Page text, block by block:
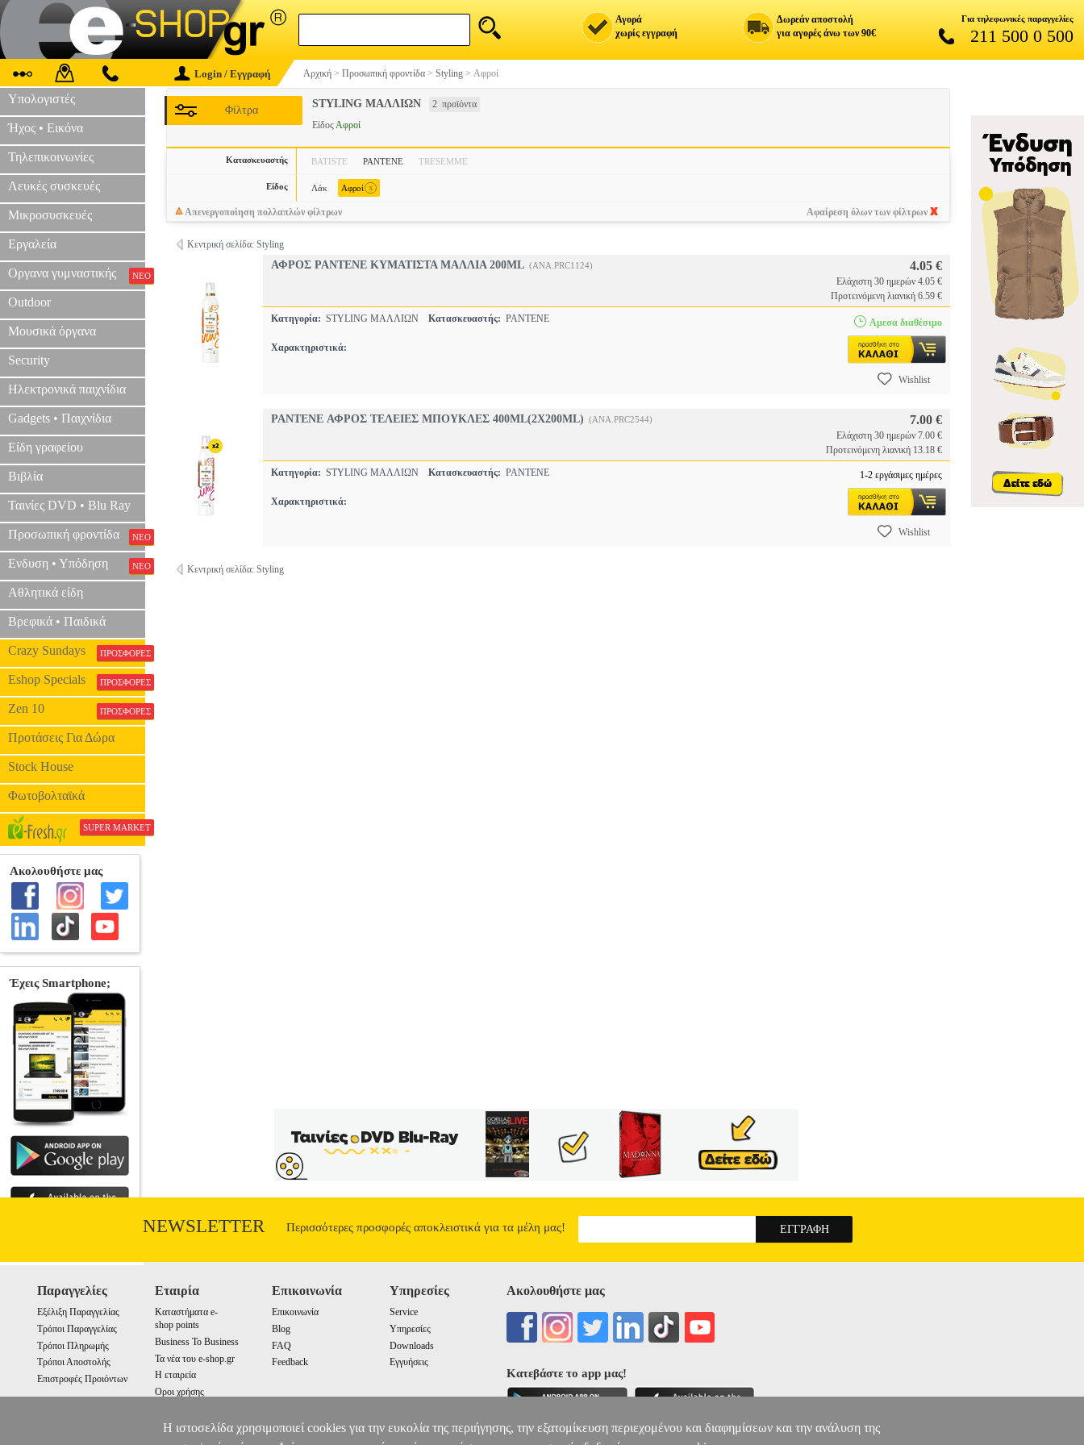
Αγορά
χωρίς εγγραφή
Δωρεάν αποστολή
για αγορές άνω των 90€
Για τηλεφωνικές παραγγελίες
211 500 0 500
Login / Εγγραφή Αρχική > Προσωπική φροντίδα > Styling > Αφροί
Υπολογιστές
Ήχος • Εικόνα
Τηλεπικοινωνίες
Λευκές συσκευές
Μικροσυσκευές
Εργαλεία
Οργανα γυμναστικής ΝΕΟ
Outdoor
Μουσικά όργανα
Security
Ηλεκτρονικά παιχνίδια
Gadgets • Παιχνίδια
Είδη γραφείου
Βιβλία
Ταινίες DVD • Blu Ray
Προσωπική φροντίδα ΝΕΟ
Ενδυση • Υπόδηση ΝΕΟ
Αθλητικά είδη
Βρεφικά • Παιδικά
Crazy Sundays ΠΡΟΣΦΟΡΕΣ
Eshop Specials ΠΡΟΣΦΟΡΕΣ
Zen 10 ΠΡΟΣΦΟΡΕΣ
Προτάσεις Για Δώρα
Stock House
Φωτοβολταϊκά
SUPER MARKET
STYLING ΜΑΛΛΙΩΝ 2 προϊόντα
Φίλτρα
ΕίδοςΑφροί
Κατασκευαστής BATISTE PANTENE TRESEMME
Είδος Λάκ Αφροί x
Απενεργοποίηση πολλαπλών φίλτρων Αφαίρεση όλων των φίλτρων
Κεντρική σελίδα: Styling
ΑΦΡΟΣ PANTENE ΚΥΜΑΤΙΣΤΑ ΜΑΛΛΙΑ 200ML (ANA.PRC1124) 4.05 €
Ελάχιστη 30 ημερών 4.05 €
Προτεινόμενη λιανική 6.59 €
Κατηγορία: STYLING ΜΑΛΛΙΩΝ Κατασκευαστής: PANTENE
Χαρακτηριστικά:
Αμεσα διαθέσιμο
Wishlist
PANTENE ΑΦΡΟΣ ΤΕΛΕΙΕΣ ΜΠΟΥΚΛΕΣ 400ML(2Χ200ML) (ANA.PRC2544) 7.00 €
Ελάχιστη 30 ημερών 7.00 €
Προτεινόμενη λιανική 13.18 €
Κατηγορία: STYLING ΜΑΛΛΙΩΝ Κατασκευαστής: PANTENE
Χαρακτηριστικά:
1-2 εργάσιμες ημέρες
Wishlist
Κεντρική σελίδα: Styling
NEWSLETTER Περισσότερες προσφορές αποκλειστικά για τα μέλη μας!
Παραγγελίες
Εξέλιξη Παραγγελίας
Τρόποι Παραγγελίας
Τρόποι Πληρωμής
Τρόποι Αποστολής
Επιστροφές Προιόντων
Εταιρία
Καταστήματα e-
shop points
Business To Business
Τα νέα του e-shop.gr
Η εταιρεία
Οροι χρήσης
Επικοινωνία
Επικοινωνία
Blog
FAQ
Feedback
Υπηρεσίες
Service
Υπηρεσίες
Downloads
Εγγυήσεις
Ακολουθήστε μας
Κατεβάστε το app μας!
Η ιστοσελίδα χρησιμοποιεί cookies για την ευκολία της περιήγησης, την εξατομίκευση περιεχομένου και διαφημίσεων και την ανάλυση της